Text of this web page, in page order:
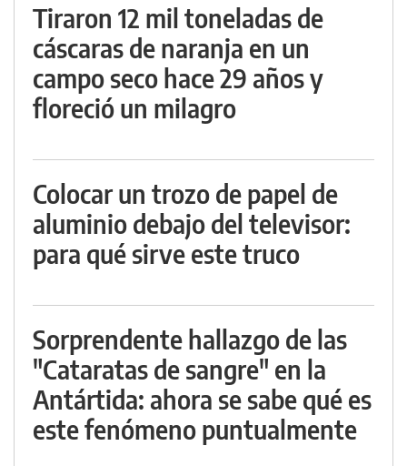
Tiraron 12 mil toneladas de
cáscaras de naranja en un
campo seco hace 29 años y
floreció un milagro
Colocar un trozo de papel de
aluminio debajo del televisor:
para qué sirve este truco
Sorprendente hallazgo de las
"Cataratas de sangre" en la
Antártida: ahora se sabe qué es
este fenómeno puntualmente